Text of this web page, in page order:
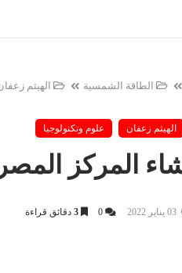
الطاقة الشمسية الهيثم
الهيثم زعفان علوم وتكنولوجيا
المركز
0
3 دقائق قراءة